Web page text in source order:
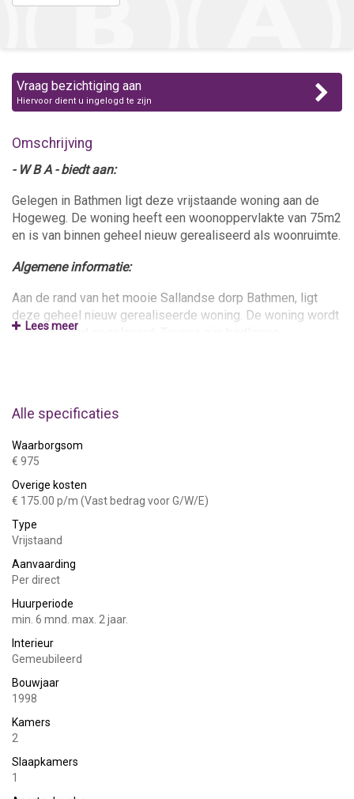
Vraag bezichtiging aan
Hiervoor dient u ingelogd te zijn
Omschrijving
- W B A - biedt aan:
Gelegen in Bathmen ligt deze vrijstaande woning aan de
Hogeweg. De woning heeft een woonoppervlakte van 75m2
en is van binnen geheel nieuw gerealiseerd als woonruimte.
Algemene informatie:
Aan de rand van het mooie Sallandse dorp Bathmen, ligt
deze geheel nieuw gerealiseerde woning. De woning wordt
gemeubileerd opgeleverd. Tevens zijn bedlinnen,
Bathmen, loopafstand van een supermarkt. Daarnaast is de
slechts 3 minuten rijden.
- Rustige ligging
- Kabel (Ziggo) aansluiting aanwezig
- Gratis gebruik van WIFI
- De woning wordt gemeubileerd opgeleverd
- Gratis parkeren aan de weg
- Voorzien van airco
Indeling:
Entree, hal, toilet, ruime woonkamer met eetgedeelte, nette
keuken welke is voorzien van een koelkast, vaatwasser,
combinatie, vaste trap naar 1e verdieping...
1e verdieping:
Buitenruimte:
Lees meer
Alle specificaties
Waarborgsom
€ 975
Overige kosten
€ 175.00 p/m (Vast bedrag voor G/W/E)
Type
Vrijstaand
Aanvaarding
Per direct
Huurperiode
min. 6 mnd. max. 2 jaar.
Interieur
Gemeubileerd
Bouwjaar
1998
Kamers
2
Slaapkamers
1